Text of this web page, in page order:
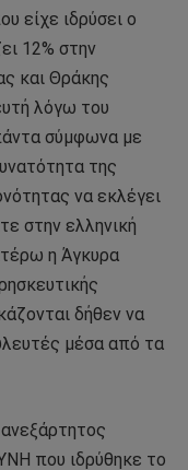
είχε ιδρύσει ο
12% στην
και Θράκης
λόγω του
σύμφωνα με
της
να εκλέγει
στην ελληνική
η Άγκυρα
δήθεν να
μέσα από τα
που ιδρύθηκε το